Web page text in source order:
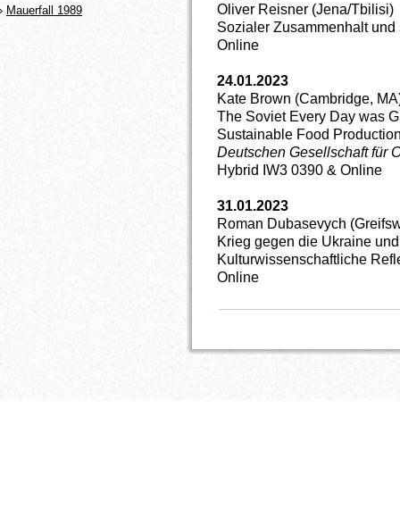
Oliver Reisner (Jena/Tbilisi)
Sozialer Zusammenhalt
Online
24.01.2023
Kate Brown (Cambridge,
The Soviet Every Day was
Sustainable Food
Deutschen Gesellschaft für
Hybrid IW3 0390 & Online
31.01.2023
Roman Dubasevych
Krieg gegen die Ukraine
Kulturwissenschaftliche
Online
Mauerfall 1989